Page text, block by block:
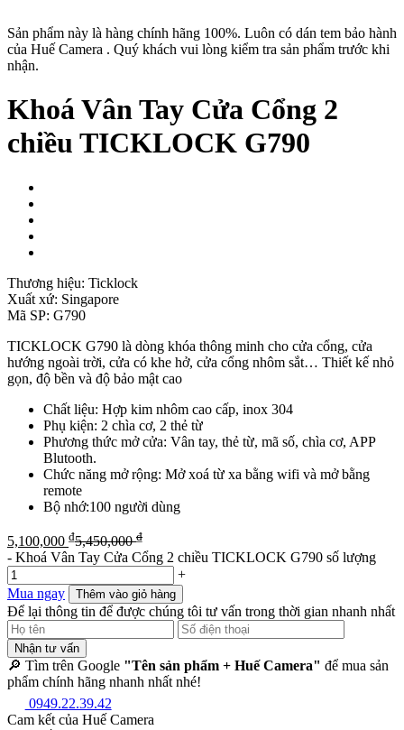
Sản phẩm này là hàng chính hãng 100%. Luôn có dán tem bảo hành
của Huế Camera . Quý khách vui lòng kiểm tra sản phẩm trước khi
nhận.
Khoá Vân Tay Cửa Cổng 2
chiều TICKLOCK G790
Thương hiệu: Ticklock
Xuất xứ: Singapore
Mã SP: G790
TICKLOCK G790 là dòng khóa thông minh cho cửa cổng, cửa
hướng ngoài trời, cửa có khe hở, cửa cổng nhôm sắt… Thiết kế nhỏ
gọn, độ bền và độ bảo mật cao
Chất liệu: Hợp kim nhôm cao cấp, inox 304
Phụ kiện: 2 chìa cơ, 2 thẻ từ
Phương thức mở cửa: Vân tay, thẻ từ, mã số, chìa cơ, APP
Blutooth.
Chức năng mở rộng: Mở xoá từ xa bằng wifi và mở bằng
remote
Bộ nhớ:100 người dùng
5,100,000 ₫5,450,000₫
- Khoá Vân Tay Cửa Cổng 2 chiều TICKLOCK G790 số lượng
+
Mua ngay
Thêm vào giỏ hàng
Để lại thông tin để được chúng tôi tư vấn trong thời gian nhanh nhất
Nhận tư vấn
🔎 Tìm trên Google "Tên sản phẩm + Huế Camera" để mua sản
phẩm chính hãng nhanh nhất nhé!
0949.22.39.42
Cam kết của Huế Camera